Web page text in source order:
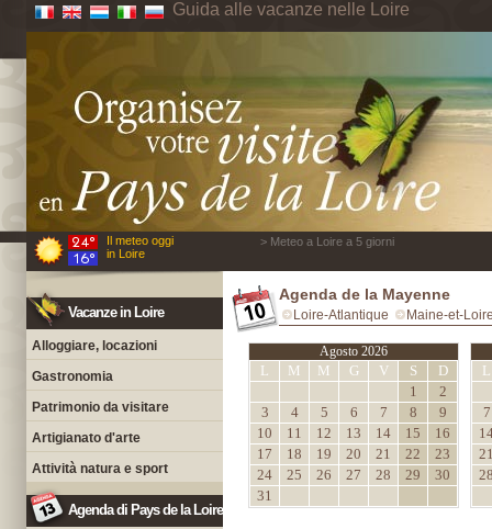
Guida alle vacanze nelle Loire
Il meteo oggi
in Loire
> Meteo a Loire a 5 giorni
Vacanze in Loire
Alloggiare, locazioni
Gastronomia
Patrimonio da visitare
Artigianato d'arte
Attività natura e sport
Agenda di Pays de la Loire
Agenda de la Mayenne
Loire-Atlantique Maine-et-
Agosto 2026
L M M G V S
D
1
2
3
4 5 6 7 8
9
10
11 12 13 14 15
16
17
18 19 20 21 22
23
24
25 26 27 28 29
30
31
L
7